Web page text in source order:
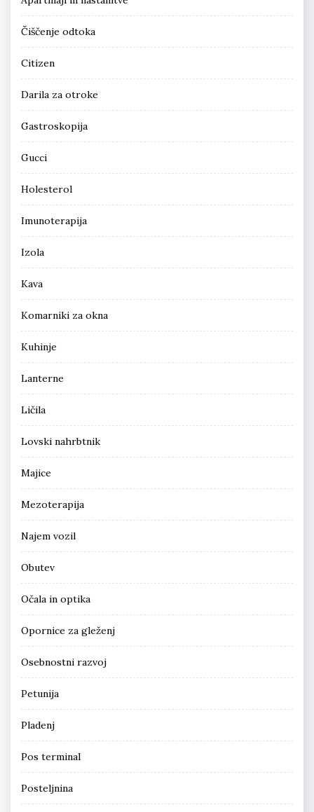
Čiščenje odtoka
Citizen
Darila za otroke
Gastroskopija
Gucci
Holesterol
Imunoterapija
Izola
Kava
Komarniki za okna
Kuhinje
Lanterne
Ličila
Lovski nahrbtnik
Majice
Mezoterapija
Najem vozil
Obutev
Očala in optika
Opornice za gleženj
Osebnostni razvoj
Petunija
Pladenj
Pos terminal
Posteljnina